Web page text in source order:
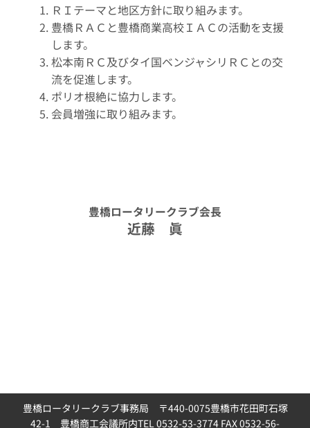
ＲＩテーマと地区方針に取り組みます。
豊橋ＲＡＣと豊橋商業高校ＩＡＣの活動を支援
します。
松本南ＲＣ及びタイ国ベンジャシリＲＣとの交
流を促進します。
ポリオ根絶に協力します。
会員増強に取り組みます。